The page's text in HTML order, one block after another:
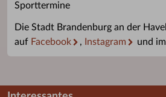
Sporttermine
Die Stadt Brandenburg an der
auf Facebook , Instagram und im